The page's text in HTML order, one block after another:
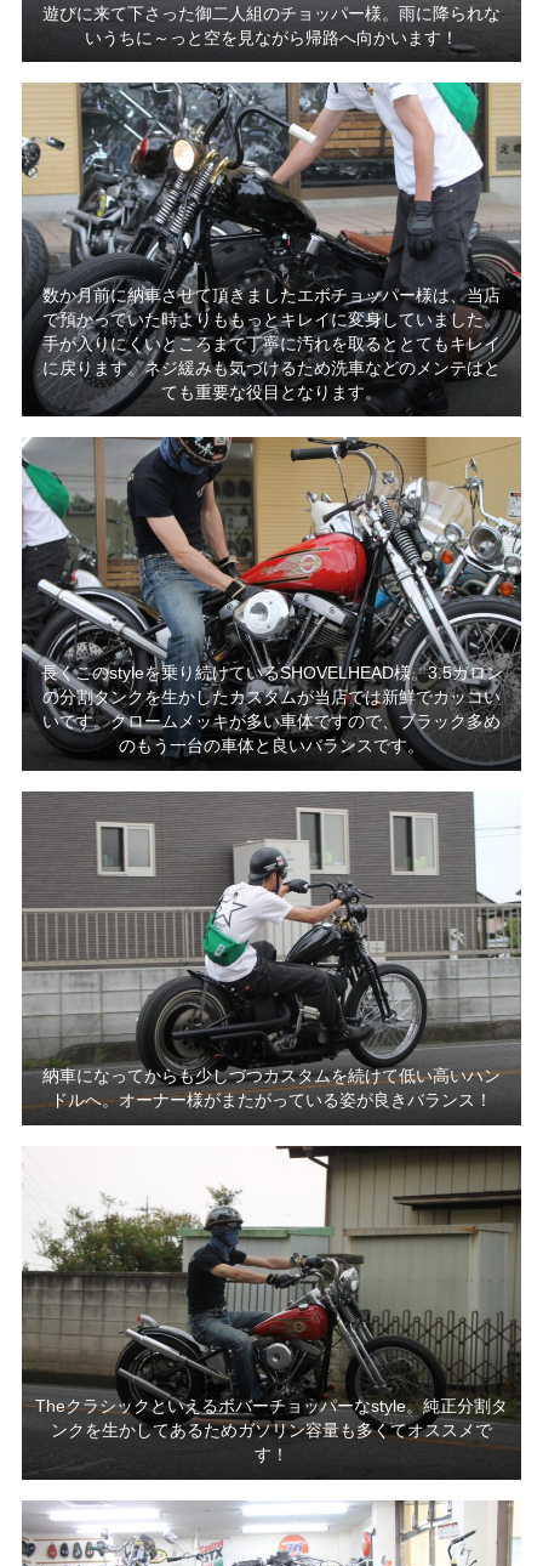
遊びに来て下さった御二人組のチョッパー様。雨に降られな
いうちに～っと空を見ながら帰路へ向かいます！
数か月前に納車させて頂きましたエボチョッパー様は、当店
で預かっていた時よりももっとキレイに変身していました。
手が入りにくいところまで丁寧に汚れを取るととてもキレイ
に戻ります。ネジ緩みも気づけるため洗車などのメンテはと
ても重要な役目となります。
長くこのstyleを乗り続けているSHOVELHEAD様。3.5ガロン
の分割タンクを生かしたカスタムが当店では新鮮でカッコい
いです。クロームメッキが多い車体ですので、ブラック多め
のもう一台の車体と良いバランスです。
納車になってからも少しづつカスタムを続けて低い高いハン
ドルへ。オーナー様がまたがっている姿が良きバランス！
Theクラシックといえるボバーチョッパーなstyle。純正分割タ
ンクを生かしてあるためガソリン容量も多くてオススメで
す！